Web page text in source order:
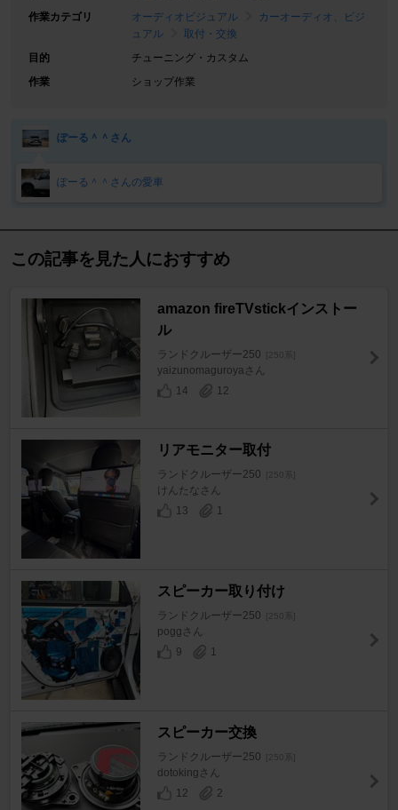
作業カテゴリ
オーディオビジュアル
カーオーディオ、ビジ
ュアル
取付・交換
目的
チューニング・カスタム
作業
ショップ作業
ぽーる＾＾さん
ぽーる＾＾さんの愛車
この記事を見た人におすすめ
amazon fireTVstickインストー
ル
ランドクルーザー250 [250系]
yaizunomaguroyaさん
14
12
リアモニター取付
ランドクルーザー250 [250系]
けんたなさん
13
1
スピーカー取り付け
ランドクルーザー250 [250系]
poggさん
9
1
スピーカー交換
ランドクルーザー250 [250系]
dotokingさん
12
2